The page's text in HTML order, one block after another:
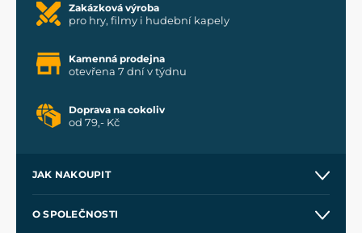
Zakázková výroba
pro hry, filmy i hudební kapely
Kamenná prodejna
otevřena 7 dní v týdnu
Doprava na cokoliv
od 79,- Kč
JAK NAKOUPIT
O SPOLEČNOSTI